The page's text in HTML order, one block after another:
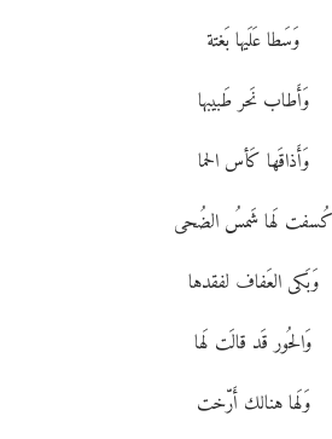
وَسَطا عَلَيها بَغتة
وَأَطاب نَحر طَبيبها
وَأَذاقَها كَأس الحما
كُسفت لَها شَمسُ الضُحى
وَبَكى العَفاف لفقدها
وَالحُور قَد قالَت لَها
وَلَها هنالك أَرّخت